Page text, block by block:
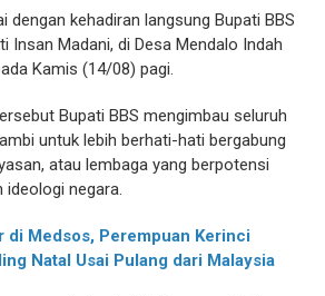
dengan kehadiran langsung Bupati BBS
Insan Madani, di Desa Mendalo Indah
Kamis (14/08) pagi.
Bupati BBS mengimbau seluruh
untuk lebih berhati-hati bergabung
atau lembaga yang berpotensi
ideologi negara.
di Medsos, Perempuan Kerinci
Natal Usai Pulang dari Malaysia